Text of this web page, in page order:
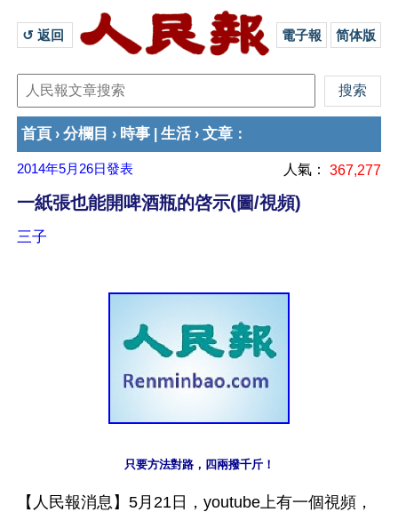
↺ 返回 電子報 简体版
首頁 › 分欄目 › 時事 生活 › 文章 ：
2014年5月26日發表 人氣： 367,277
一紙張也能開啤酒瓶的啓示(圖/視頻)
三子
只要方法對路，四兩撥千斤！
【人民報消息】5月21日，youtube上有一個視頻，